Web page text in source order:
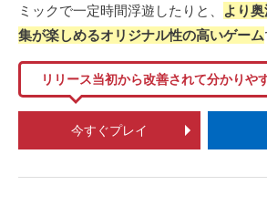
ミックで一定時間浮遊したりと、
より
集が楽しめるオリジナル性の高いゲーム
リリース当初から改善されて分かりや
今すぐプレイ